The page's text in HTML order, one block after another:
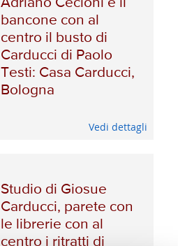
bancone con al
centro il busto di
Carducci di Paolo
Testi: Casa Carducci,
Bologna
Vedi dettagli
Studio di Giosue
Carducci, parete con
le librerie con al
centro i ritratti di